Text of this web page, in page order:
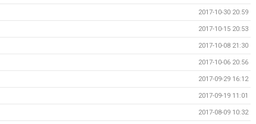
2017-10-30 20:59
2017-10-15 20:53
2017-10-08 21:30
2017-10-06 20:56
2017-09-29 16:12
2017-09-19 11:01
2017-08-09 10:32